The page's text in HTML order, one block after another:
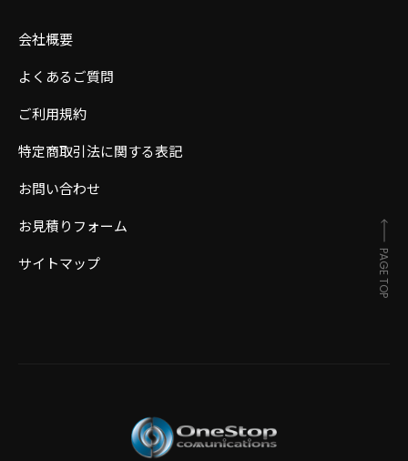
会社概要
よくあるご質問
ご利用規約
特定商取引法に関する表記
お問い合わせ
お見積りフォーム
サイトマップ
PAGE TOP